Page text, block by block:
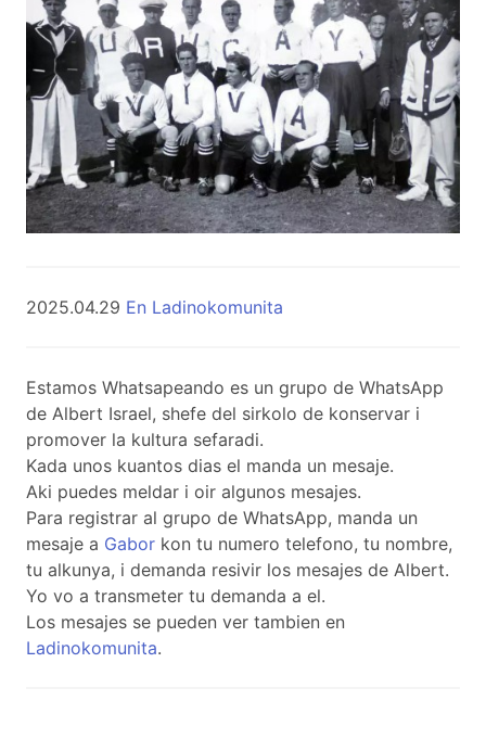
2025.04.29 En Ladinokomunita
Estamos Whatsapeando es un grupo de WhatsApp
de Albert Israel, shefe del sirkolo de konservar i
promover la kultura sefaradi.
Kada unos kuantos dias el manda un mesaje.
Aki puedes meldar i oir algunos mesajes.
Para registrar al grupo de WhatsApp, manda un
mesaje a Gabor kon tu numero telefono, tu nombre,
tu alkunya, i demanda resivir los mesajes de Albert.
Yo vo a transmeter tu demanda a el.
Los mesajes se pueden ver tambien en
Ladinokomunita.